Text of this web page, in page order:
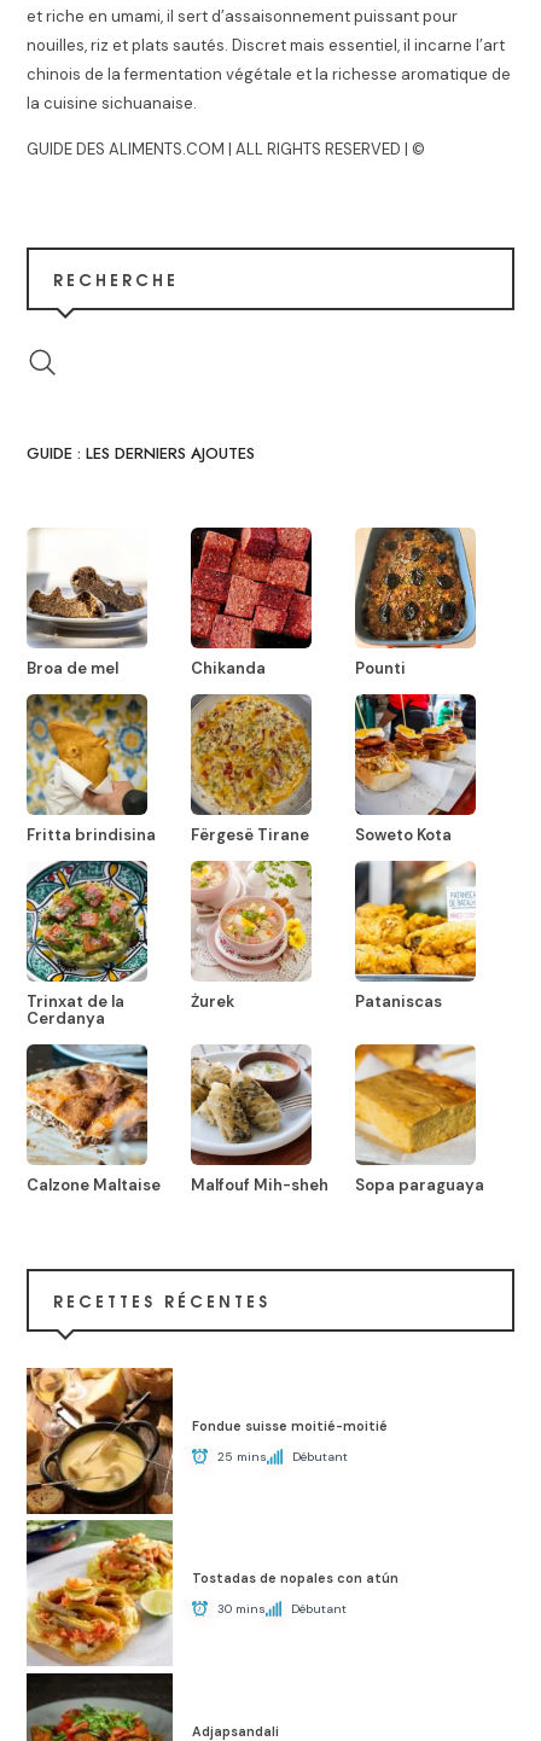
et riche en umami, il sert d’assaisonnement puissant pour
nouilles, riz et plats sautés. Discret mais essentiel, il incarne l’art
chinois de la fermentation végétale et la richesse aromatique de
la cuisine sichuanaise.
GUIDE DES ALIMENTS.COM | ALL RIGHTS RESERVED | ©
RECHERCHE
GUIDE : LES DERNIERS AJOUTES
Broa de mel Chikanda Pounti
Fritta brindisina Fërgesë Tirane Soweto Kota
Trinxat de la
Cerdanya
Żurek Pataniscas
Calzone Maltaise Malfouf Mih-sheh Sopa paraguaya
RECETTES RÉCENTES
Fondue suisse moitié-moitié
25 mins Débutant
Tostadas de nopales con atún
30 mins Débutant
Adjapsandali